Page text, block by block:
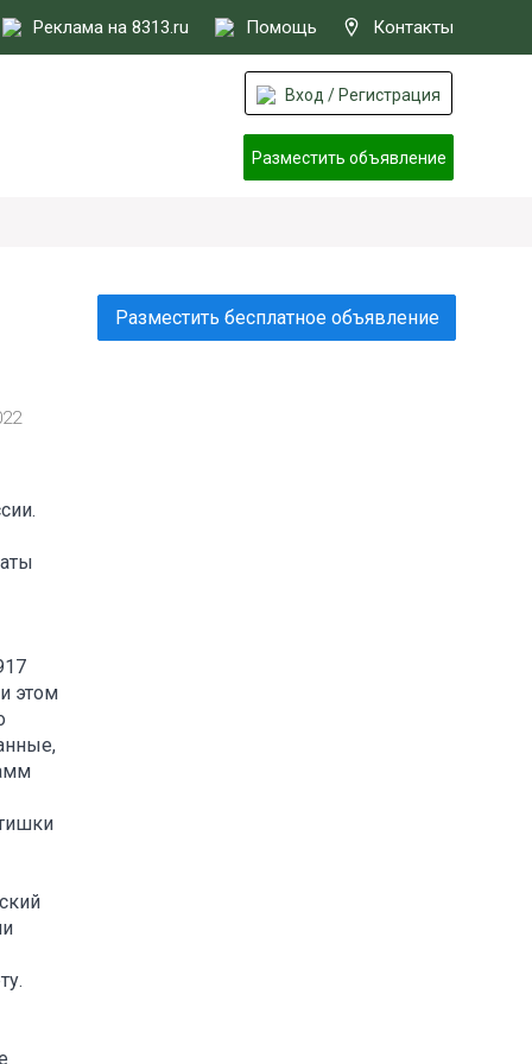
Реклама на 8313.ru Помощь Контакты
Вход / Регистрация
Разместить объявление
этом
Разместить бесплатное объявление